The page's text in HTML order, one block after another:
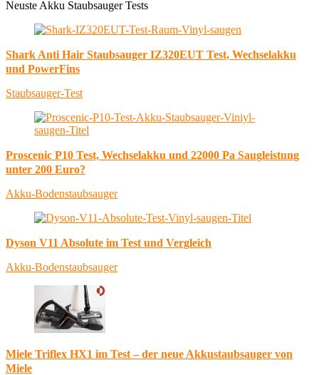
Neuste Akku Staubsauger Tests
Shark Anti Hair Staubsauger IZ320EUT Test, Wechselakku
und PowerFins
Staubsauger-Test
Proscenic P10 Test, Wechselakku und 22000 Pa Saugleistung
unter 200 Euro?
Akku-Bodenstaubsauger
Dyson V11 Absolute im Test und Vergleich
Akku-Bodenstaubsauger
Miele Triflex HX1 im Test – der neue Akkustaubsauger von
Miele